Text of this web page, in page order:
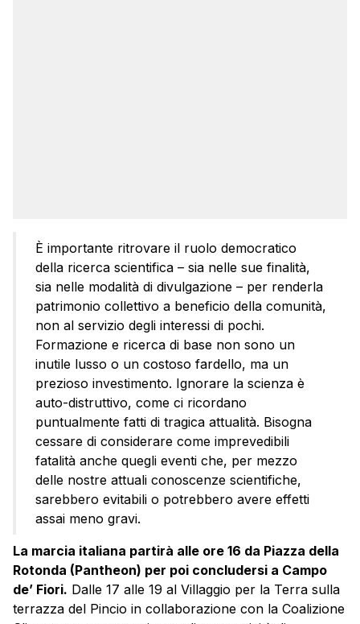
È importante ritrovare il ruolo democratico
della ricerca scientifica – sia nelle sue finalità,
sia nelle modalità di divulgazione – per renderla
patrimonio collettivo a beneficio della comunità,
non al servizio degli interessi di pochi.
Formazione e ricerca di base non sono un
inutile lusso o un costoso fardello, ma un
prezioso investimento. Ignorare la scienza è
auto-distruttivo, come ci ricordano
puntualmente fatti di tragica attualità. Bisogna
cessare di considerare come imprevedibili
fatalità anche quegli eventi che, per mezzo
delle nostre attuali conoscenze scientifiche,
sarebbero evitabili o potrebbero avere effetti
assai meno gravi.
La marcia italiana partirà alle ore 16 da Piazza della
Rotonda (Pantheon) per poi concludersi a Campo
de’ Fiori. Dalle 17 alle 19 al Villaggio per la Terra sulla
terrazza del Pincio in collaborazione con la Coalizione